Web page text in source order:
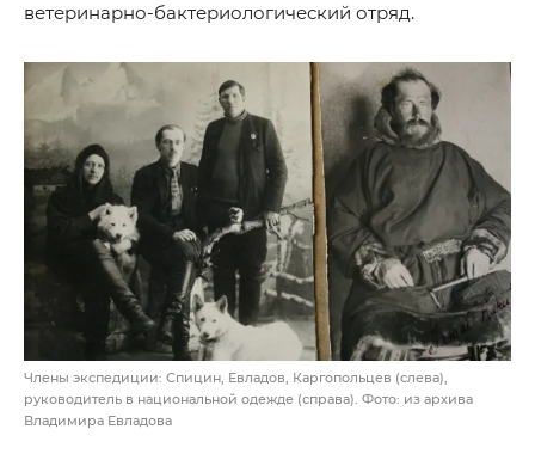
ветеринарно-бактериологический отряд.
Члены экспедиции: Спицин, Евладов, Каргопольцев (слева),
руководитель в национальной одежде (справа). Фото: из архива
Владимира Евладова